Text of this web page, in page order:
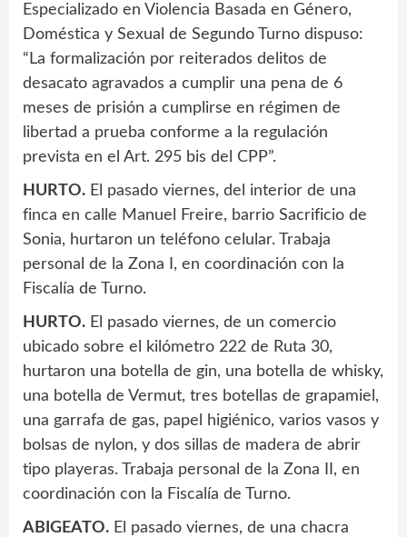
Especializado en Violencia Basada en Género,
Doméstica y Sexual de Segundo Turno dispuso:
“La formalización por reiterados delitos de
desacato agravados a cumplir una pena de 6
meses de prisión a cumplirse en régimen de
libertad a prueba conforme a la regulación
prevista en el Art. 295 bis del CPP”.
HURTO. El pasado viernes, del interior de una
finca en calle Manuel Freire, barrio Sacrificio de
Sonia, hurtaron un teléfono celular. Trabaja
personal de la Zona I, en coordinación con la
Fiscalía de Turno.
HURTO. El pasado viernes, de un comercio
ubicado sobre el kilómetro 222 de Ruta 30,
hurtaron una botella de gin, una botella de whisky,
una botella de Vermut, tres botellas de grapamiel,
una garrafa de gas, papel higiénico, varios vasos y
bolsas de nylon, y dos sillas de madera de abrir
tipo playeras. Trabaja personal de la Zona II, en
coordinación con la Fiscalía de Turno.
ABIGEATO. El pasado viernes, de una chacra